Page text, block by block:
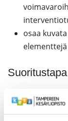
osaa
elementtejä
Suoritustapa
oppimistehtävät